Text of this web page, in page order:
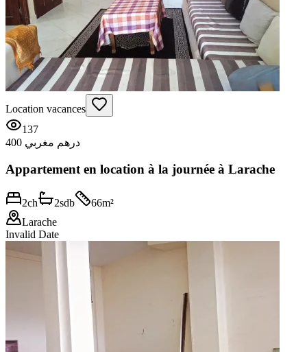
Location vacances
137
400 درهم مغربي
Appartement en location à la journée à Larache
2ch 2sdb 66m²
Larache
Invalid Date